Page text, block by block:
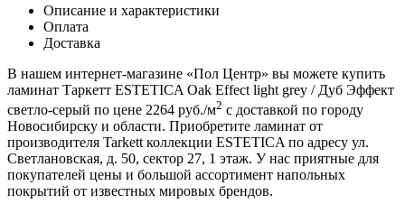
Описание и характеристики
Оплата
Доставка
В нашем интернет-магазине «Пол Центр» вы можете купить
ламинат Таркетт ESTETICA Oak Effect light grey / Дуб Эффект
светло-серый по цене 2264 руб./м2 с доставкой по городу
Новосибирску и области. Приобретите ламинат от
производителя Tarkett коллекции ESTETICA по адресу ул.
Светлановская, д. 50, сектор 27, 1 этаж. У нас приятные для
покупателей цены и большой ассортимент напольных
покрытий от известных мировых брендов.